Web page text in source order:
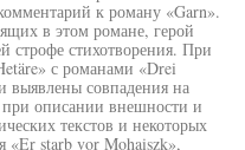
к роману «Garn».
в этом романе, герой
строфе стихотворения. При
с романами «Drei
выявлены совпадения на
при описании внешности и
текстов и некоторых
«Er starb vor Mohaiszk»,